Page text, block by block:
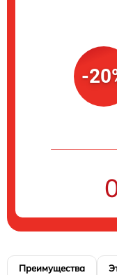
-
Преимущества